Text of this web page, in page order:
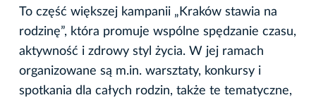
To część większej kampanii „Kraków stawia na
rodzinę”, która promuje wspólne spędzanie czasu,
aktywność i zdrowy styl życia. W jej ramach
organizowane są m.in. warsztaty, konkursy i
spotkania dla całych rodzin, także te tematyczne,